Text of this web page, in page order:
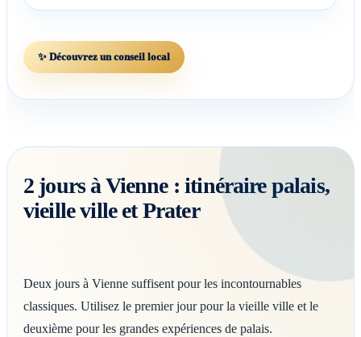
✨ Découvrez un conseil local
2 jours à Vienne : itinéraire palais,
vieille ville et Prater
Deux jours à Vienne suffisent pour les incontournables
classiques. Utilisez le premier jour pour la vieille ville et le
deuxième pour les grandes expériences de palais.